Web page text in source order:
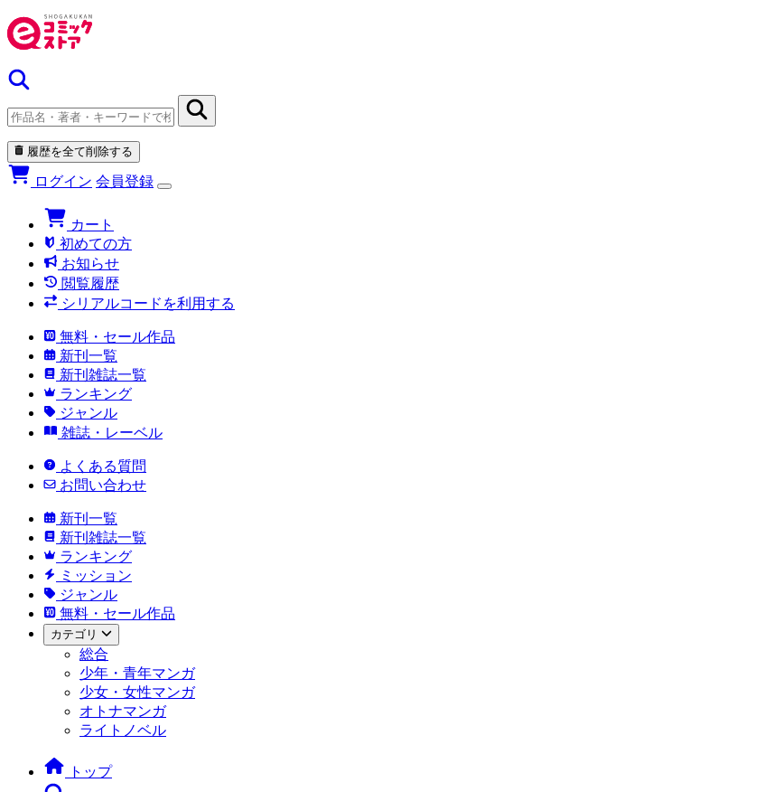
履歴を全て削除する
ログイン 会員登録
カート
初めての方
お知らせ
閲覧履歴
シリアルコードを利用する
無料・セール作品
新刊一覧
新刊雑誌一覧
ランキング
ジャンル
雑誌・レーベル
よくある質問
お問い合わせ
新刊一覧
新刊雑誌一覧
ランキング
ミッション
ジャンル
無料・セール作品
カテゴリ
総合
少年・青年マンガ
少女・女性マンガ
オトナマンガ
ライトノベル
トップ